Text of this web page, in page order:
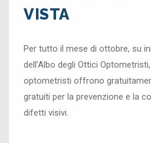
VISTA
Per tutto il mese di ottobre, su
dell’Albo degli Ottici
optometristi offrono
gratuiti per la prevenzione e la
difetti visivi.